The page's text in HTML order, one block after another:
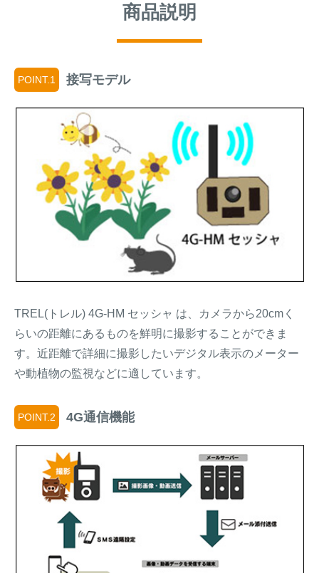
商品説明
POINT.1 接写モデル
TREL(トレル) 4G-HM セッシャ は、カメラから20cmく
らいの距離にあるものを鮮明に撮影することができま
す。近距離で詳細に撮影したいデジタル表示のメーター
や動植物の監視などに適しています。
POINT.2 4G通信機能